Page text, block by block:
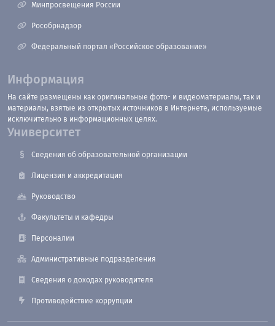
Минпросвещения России
Рособрнадзор
Федеральный портал «Российское образование»
Информация
На сайте размещены как оригинальные фото- и видеоматериалы, так и
материалы, взятые из открытых источников в Интернете, используемые
исключительно в информационных целях.
Университет
Сведения об образовательной организации
Лицензия и аккредитация
Руководство
Факультеты и кафедры
Персоналии
Административные подразделения
Сведения о доходах руководителя
Противодействие коррупции